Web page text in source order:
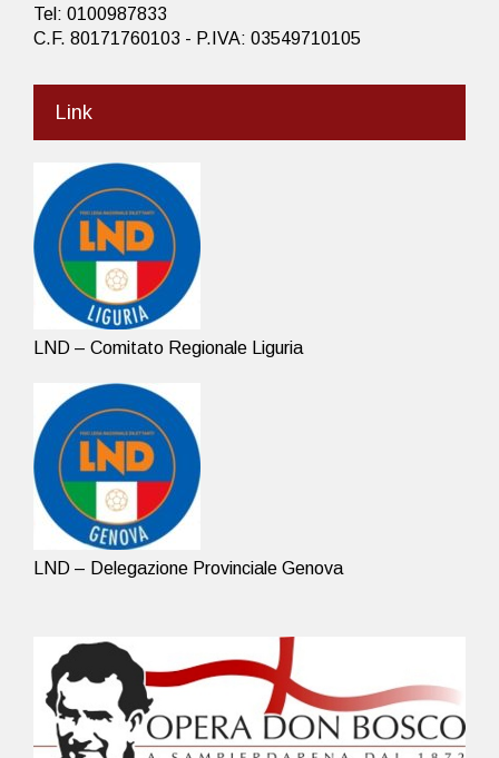
Tel: 0100987833
C.F. 80171760103 - P.IVA: 03549710105
Link
LND – Comitato Regionale Liguria
LND – Delegazione Provinciale Genova